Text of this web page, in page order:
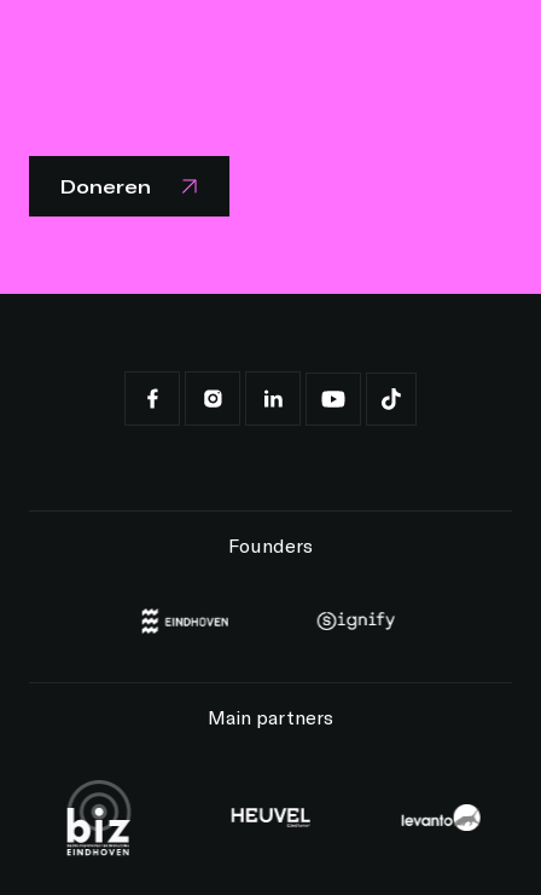
Doneren
Founders
Main partners